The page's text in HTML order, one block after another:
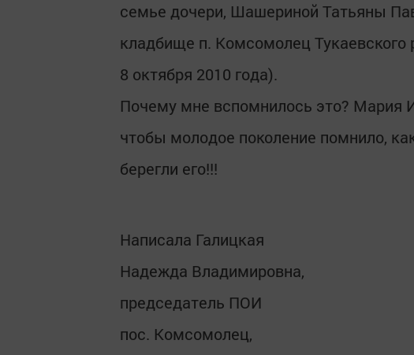
семье дочери, Шашериной Татьяны
кладбище п. Комсомолец Тукаевского
8 октября 2010 года).
Почему мне вспомнилось это? Мария
чтобы молодое поколение помнило,
берегли его!!!
Написала Галицкая
Надежда Владимировна,
председатель ПОИ
пос. Комсомолец,